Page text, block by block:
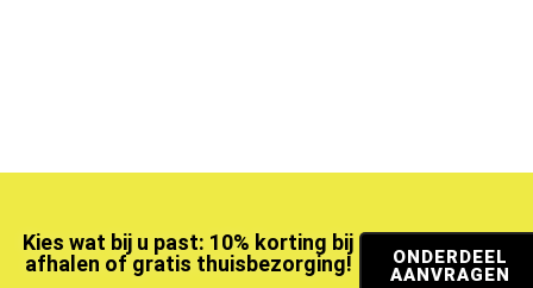
Kies wat bij u past: 10% korting bij
afhalen of gratis thuisbezorging!
ONDERDEEL
AANVRAGEN